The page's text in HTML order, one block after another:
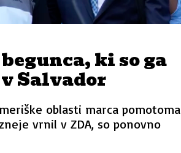
ki so ga
Salvador
oblasti marca pomotoma
vrnil v ZDA, so ponovno